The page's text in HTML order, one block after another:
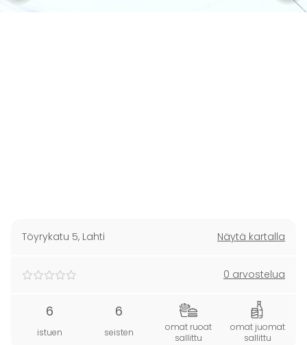
Töyrykatu 5, Lahti Näytä kartalla
0 arvostelua
6
istuen
6
seisten
omat ruoat
sallittu
omat juomat
sallittu